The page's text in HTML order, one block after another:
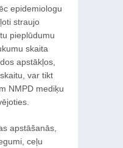
epidemiologu
straujo
pieplūdumu
skaita
apstākļos,
var tikt
NMPD mediķu
apstāšanās,
ceļu